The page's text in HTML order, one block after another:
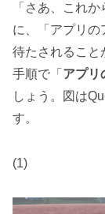
「さあ、これ
に、「アプリの
待たされること
手順で「 アプリ
しょう。図は
す。
(1)